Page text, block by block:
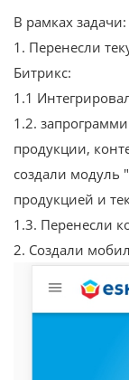
В рамках задачи:
1. Перенесли
Битрикс:
1.1
1.2.
продукции,
создали модуль
продукцией и
1.3. Перенесли
2. Создали